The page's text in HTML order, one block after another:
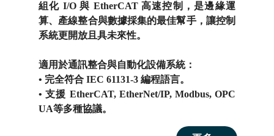
組化 I/O 與 EtherCAT 高速控制，是邊緣運
算、產線整合與數據採集的最佳幫手，讓控制
系統更開放且具未來性。
適用於通訊整合與自動化設備系統：
• 完全符合 IEC 61131-3 編程語言。
• 支援 EtherCAT, EtherNet/IP, Modbus, OPC
UA等多種協議。